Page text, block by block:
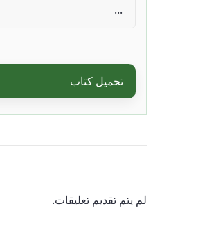
تحميل كتاب
لم يتم تقديم تعليقات.